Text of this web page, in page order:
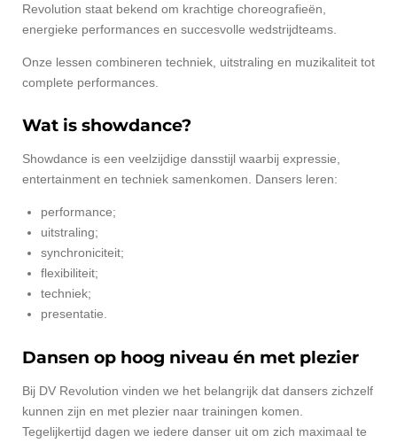
Revolution staat bekend om krachtige choreografieën,
energieke performances en succesvolle wedstrijdteams.
Onze lessen combineren techniek, uitstraling en muzikaliteit tot
complete performances.
Wat is showdance?
Showdance is een veelzijdige dansstijl waarbij expressie,
entertainment en techniek samenkomen. Dansers leren:
performance;
uitstraling;
synchroniciteit;
flexibiliteit;
techniek;
presentatie.
Dansen op hoog niveau én met plezier
Bij DV Revolution vinden we het belangrijk dat dansers zichzelf
kunnen zijn en met plezier naar trainingen komen.
Tegelijkertijd dagen we iedere danser uit om zich maximaal te